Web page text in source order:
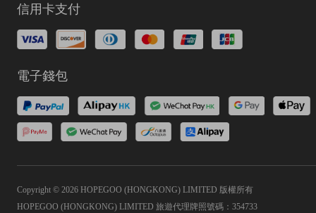
信用卡支付
電子錢包
Copyright © 2026 HOPEGOO (HONGKONG) LIMITED 版權所有
HOPEGOO (HONGKONG) LIMITED 旅遊代理牌照號碼：354733